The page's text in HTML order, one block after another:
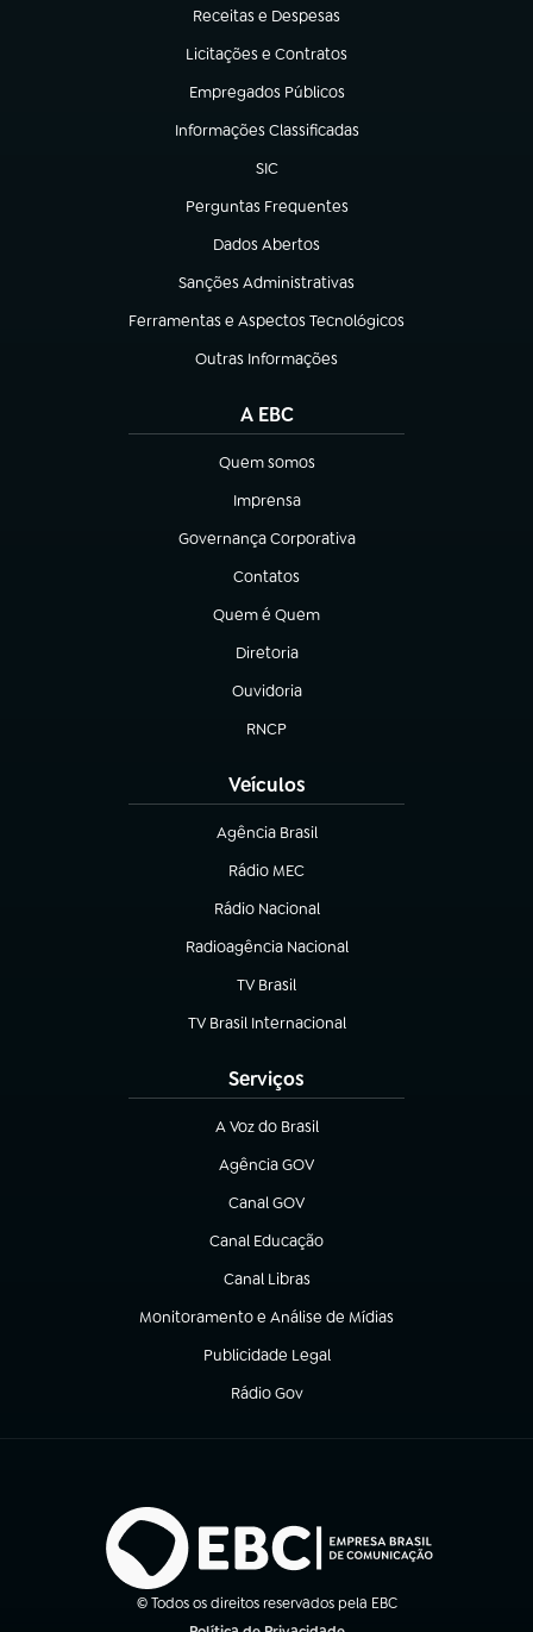
Receitas e Despesas
(abre em nova aba)
Licitações e Contratos
(abre em nova aba)
Empregados Públicos
(abre em nova aba)
Informações Classificadas
(abre em nova aba)
SIC
(abre em nova aba)
Perguntas Frequentes
(abre em nova aba)
Dados Abertos
(abre em nova aba)
Sanções Administrativas
(abre em nova aba)
Ferramentas e Aspectos Tecnológicos
(abre em nova aba)
Outras Informações
(abre em nova aba)
A EBC
Quem somos
(abre em nova aba)
Imprensa
(abre em nova aba)
Governança Corporativa
(abre em nova aba)
Contatos
(abre em nova aba)
Quem é Quem
(abre em nova aba)
Diretoria
(abre em nova aba)
Ouvidoria
(abre em nova aba)
RNCP
(abre em nova aba)
Veículos
Agência Brasil
(abre em nova aba)
Rádio MEC
(abre em nova aba)
Rádio Nacional
Radioagência Nacional
(abre em nova aba)
TV Brasil
(abre em nova aba)
TV Brasil Internacional
(abre em nova aba)
Serviços
A Voz do Brasil
(abre em nova aba)
Agência GOV
(abre em nova aba)
Canal GOV
(abre em nova aba)
Canal Educação
(abre em nova aba)
Canal Libras
(abre em nova aba)
Monitoramento e Análise de Mídias
(abre em nova aba)
Publicidade Legal
(abre em nova aba)
Rádio Gov
(abre em nova aba)
© Todos os direitos reservados pela EBC